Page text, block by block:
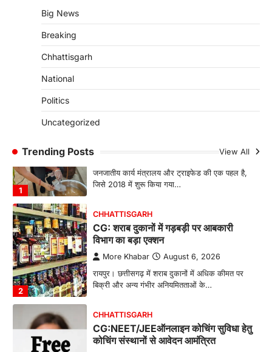
Big News
Breaking
Chhattisgarh
National
Politics
Uncategorized
Trending Posts View All
CHHATTISGARH
More Khabar August 6, 2026
1
CHHATTISGARH
More Khabar August 6, 2026
जनजातीय कार्य मंत्रालय और ट्राइफेड की एक पहल है,
जिसे 2018 में शुरू किया गया…
2
CHHATTISGARH
CG: शराब दुकानों में गड़बड़ी पर आबकारी
विभाग का बड़ा एक्शन
More Khabar August 6, 2026
रायपुर। छत्तीसगढ़ में शराब दुकानों में अधिक कीमत पर
बिक्री और अन्य गंभीर अनियमितताओं के…
CHHATTISGARH
CG:NEET/JEEऑनलाइन कोचिंग सुविधा हेतु
कोचिंग संस्थानों से आवेदन आमंत्रित